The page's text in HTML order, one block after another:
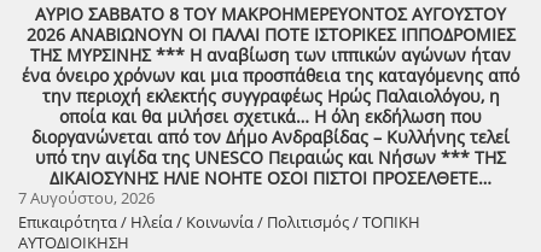
κανόνια του αγώνα! ΦΩΤΟΓΡΑΦΙΕΣ ΚΑΙ ΠΡΟΣΚΛΗΣΗ ΓΙΑ ΤΟ
ΣΥΝΑΠΑΝΤΗΜΑ (Πατήστε πάνω στο σύνδεσμο για να ανοίξει το
αρχείο) Ο Σύλλογος των απανταχού Δουκιωτών σάς προσκαλεί στην
εκδήλωση που θα πραγματοποιηθεί στο χωριό μας, το ΔΟΥΚΑ, σε
συνδιοργάνωση με τον Δήμο Αρχαίας Ολυμπίας, στις 13 Αυγούστου,
ημέρα Πέμπτη και ώρα 8:30 μ.μ., στην πλατεία του χωριού με θέμα:
«Άυλη πολιτιστική κληρονομιά: Eκφράσεις, Δράσεις Διαφύλαξης και
Προοπτικές στην Ηλεία» Oμιλητές: – Διομήδης Τόλιος, Διεύθυνση
Νεότερης Πολιτιστικής Κληρονομιάς ΥΠΠΟ-Σύλλογος Διβριωτών
Αθήνας – Γωγώ Κανελλοπούλου, εκπαιδευτικός – Νίκος
Σιάκκουλης, Πρόεδρος eco action Νεμούτας Θα ακολουθήσoυν
χοροί της Ηλείας από το Λύκειο Ελληνίδων Πύργου Η είσοδος για
ΑΥΡΙΟ ΣΑΒΒΑΤΟ 8 ΤΟΥ ΜΑΚΡΟΗΜΕΡΕΥΟΝΤΟΣ ΑΥΓΟΥΣΤΟΥ
2026 ΑΝΑΒΙΩΝΟΥΝ ΟΙ ΠΑΛΑΙ ΠΟΤΕ ΙΣΤΟΡΙΚΕΣ ΙΠΠΟΔΡΟΜΙΕΣ
ΤΗΣ ΜΥΡΣΙΝΗΣ *** Η αναβίωση των ιππικών αγώνων ήταν
ένα όνειρο χρόνων και μια προσπάθεια της καταγόμενης από
την περιοχή εκλεκτής συγγραφέως Ηρώς Παλαιολόγου, η
οποία και θα μιλήσει σχετικά… Η όλη εκδήλωση που
διοργανώνεται από τον Δήμο Ανδραβίδας – Κυλλήνης τελεί
υπό την αιγίδα της UNESCO Πειραιώς και Νήσων *** ΤΗΣ
ΔΙΚΑΙΟΣΥΝΗΣ ΗΛΙΕ ΝΟΗΤΕ ΟΣΟΙ ΠΙΣΤΟΙ ΠΡΟΣΕΛΘΕΤΕ…
7 Αυγούστου, 2026
Επικαιρότητα / Ηλεία / Κοινωνία / Πολιτισμός / ΤΟΠΙΚΗ
ΑΥΤΟΔΙΟΙΚΗΣΗ